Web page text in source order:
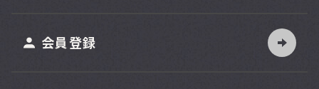
会員登録